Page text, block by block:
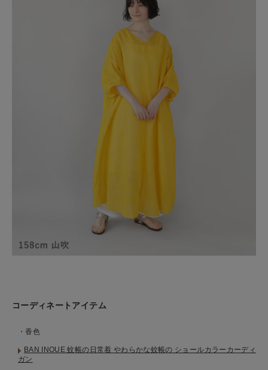
コーディネートアイテム
・香色
BAN INOUE 蚊帳の日常着 やわらかな蚊帳の ショールカラーカーディ
ガン